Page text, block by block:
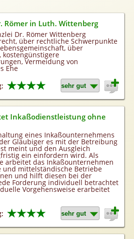
Partner
Homepageerstellung
Webkatalog
Linkaufbau
Römer in Luth. Wittenberg
Dr. Römer Wittenberg
über rechtliche Schwerpunkte
über
kostengünstigere
Vermeidung von
Ehe
★★★★
Inkaßodienstleistung ohne
eines Inkaßounternehmens
Gläubiger es mit der Betreibung
meint und den Ausgleich
ein einfordern wird. Als
arbeitet das Inkaßounternehmen
und mittelständische Betriebe
und hilft diesen bei der
Forderung individuell betrachtet
Vorgehensweise erarbeitet
★★★★